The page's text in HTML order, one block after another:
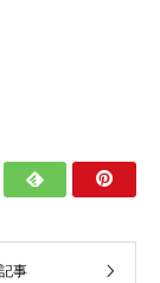
 
事